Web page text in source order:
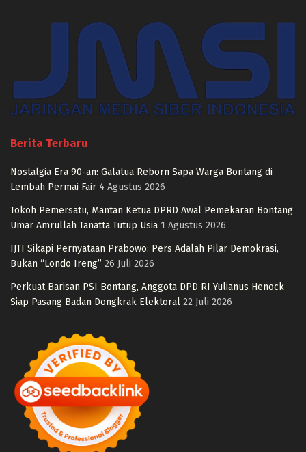
Berita Terbaru
Nostalgia Era 90-an: Galatua Reborn Sapa Warga Bontang di
Lembah Permai Fair 4 Agustus 2026
Tokoh Pemersatu, Mantan Ketua DPRD Awal Pemekaran Bontang
Umar Amrullah Tanatta Tutup Usia 1 Agustus 2026
IJTI Sikapi Pernyataan Prabowo: Pers Adalah Pilar Demokrasi,
Bukan “Londo Ireng” 26 Juli 2026
Perkuat Barisan PSI Bontang, Anggota DPD RI Yulianus Henock
Siap Pasang Badan Dongkrak Elektoral 22 Juli 2026